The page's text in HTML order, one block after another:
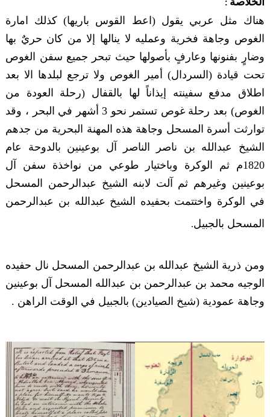
:
هناك مثل عربي يقول (اعط القوس باريها) كذلك امارة
الغوص وجاهة فخرية وعمليه لا ينالها إلا من كان حريٌ بها
وضارٍ بفنونها وعارفٍ بأصولها حيث تبحر جميع سفن الغوص
تحت قيادة (السردال) أمير الغوص ولا ترجع لبلدها الا بعد
اطلاق مدفع سفينته إيذاناً لها بالقفال (رحلة العودة من
الغوص) بعد رحلة غوص تستمر نحو 3 أشهر في البحر ، وقد
توارثت أسرة المسحل وجاهة هذه المهنة البحرية من جدهم
الشيخ عبدالله بن ناصر الناصر آل بوعينين بالدوحة عام
1820م ثم الوكرة وباختيار طوعي من نواخذة سفن آل
بوعينين وغيرهم ثم آلت لابنه الشيخ عبدالرحمن المسحل
في الوكرة واختتمت بحفيده الشيخ عبدالله بن عبدالرحمن
المسحل بالجبيل.
ومن ذرية الشيخ عبدالله بن عبدالرحمن المسحل نال حفيده
الوجيه محمد بن عبدالرحمن بن عبدالله المسحل آل بوعينين
وجاهة عمودية (شيخ الصيادين) بالجبيل في الوقت الراهن .